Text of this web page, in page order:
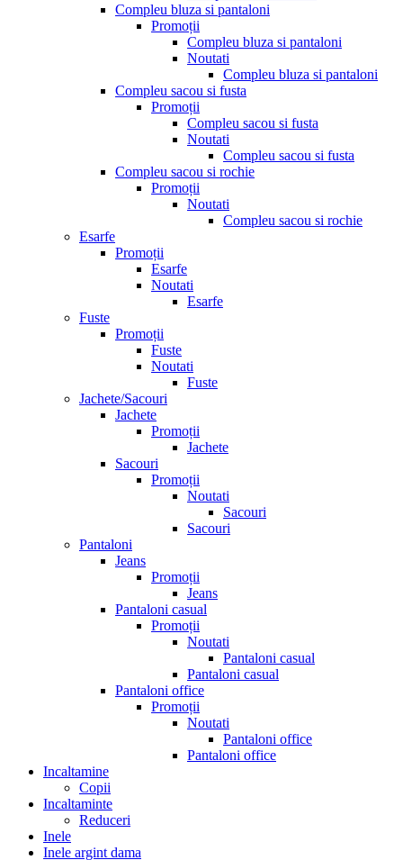
Compleu bluza si pantaloni
Promoții
Compleu bluza si pantaloni
Noutati
Compleu bluza si pantaloni
Compleu sacou si fusta
Promoții
Compleu sacou si fusta
Noutati
Compleu sacou si fusta
Compleu sacou si rochie
Promoții
Noutati
Compleu sacou si rochie
Esarfe
Promoții
Esarfe
Noutati
Esarfe
Fuste
Promoții
Fuste
Noutati
Fuste
Jachete/Sacouri
Jachete
Promoții
Jachete
Sacouri
Promoții
Noutati
Sacouri
Sacouri
Pantaloni
Jeans
Promoții
Jeans
Pantaloni casual
Promoții
Noutati
Pantaloni casual
Pantaloni casual
Pantaloni office
Promoții
Noutati
Pantaloni office
Pantaloni office
Incaltamine
Copii
Incaltaminte
Reduceri
Inele
Inele argint dama